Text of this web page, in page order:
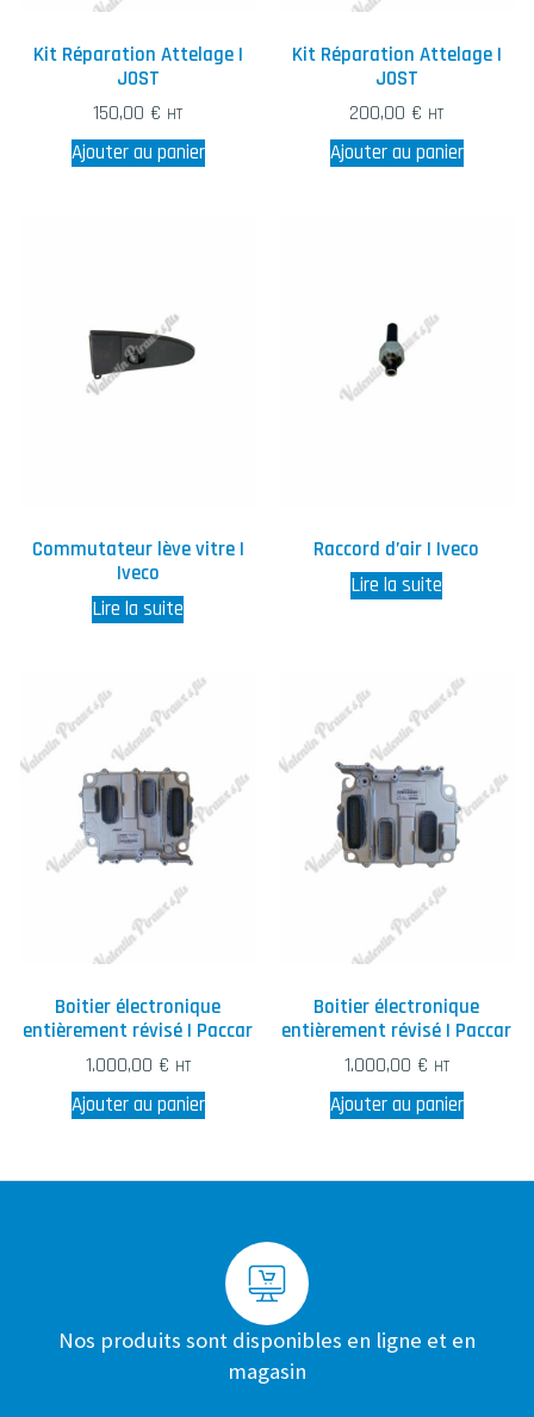
Kit Réparation Attelage |
JOST
150,00 € HT
Ajouter au panier
Kit Réparation Attelage |
JOST
200,00 € HT
Ajouter au panier
Commutateur lève vitre |
Iveco
Lire la suite
Raccord d’air | Iveco
Lire la suite
Boitier électronique
entièrement révisé | Paccar
1.000,00 € HT
Ajouter au panier
Boitier électronique
entièrement révisé | Paccar
1.000,00 € HT
Ajouter au panier
Nos produits sont disponibles en ligne et en
magasin